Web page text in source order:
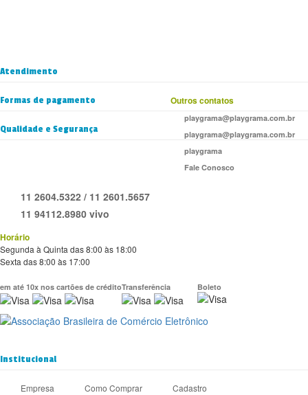
Atendimento
Outros contatos
playgrama@playgrama.com.br
playgrama@playgrama.com.br
playgrama
Fale Conosco
11 2604.5322 / 11 2601.5657
11 94112.8980 vivo
Horário
Segunda à Quinta das 8:00 às 18:00
Sexta das 8:00 às 17:00
Formas de pagamento
em até 10x nos cartões de créditoTransferência Boleto
Qualidade e Segurança
Institucional
Empresa Como Comprar
Cadastro